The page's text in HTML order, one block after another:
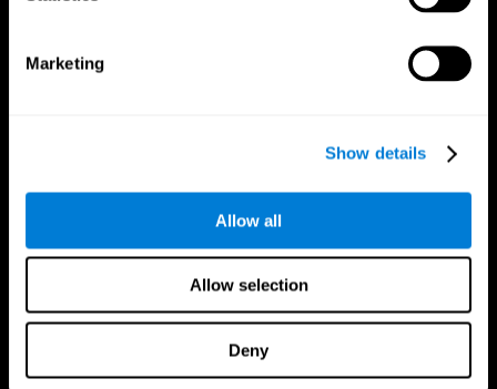
Marketing
Show details
Allow all
Allow selection
Deny
App CogniFit